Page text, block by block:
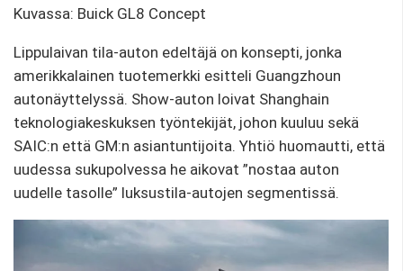
Kuvassa: Buick GL8 Concept
Lippulaivan tila-auton edeltäjä on konsepti, jonka
amerikkalainen tuotemerkki esitteli Guangzhoun
autonäyttelyssä. Show-auton loivat Shanghain
teknologiakeskuksen työntekijät, johon kuuluu sekä
SAIC:n että GM:n asiantuntijoita. Yhtiö huomautti, että
uudessa sukupolvessa he aikovat ”nostaa auton
uudelle tasolle” luksustila-autojen segmentissä.